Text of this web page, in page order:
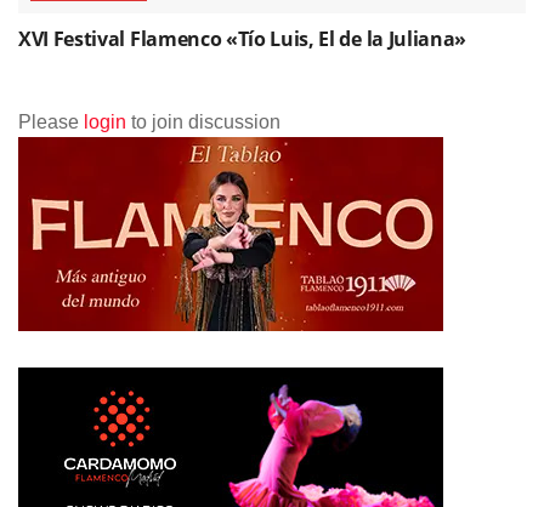
XVI Festival Flamenco «Tío Luis, El de la Juliana»
Please login to join discussion